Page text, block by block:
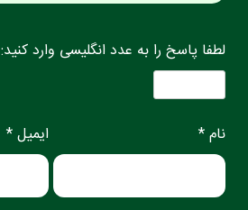
لطفا پاسخ را به عدد انگلیسی وارد کنید:
نام * ایمیل *